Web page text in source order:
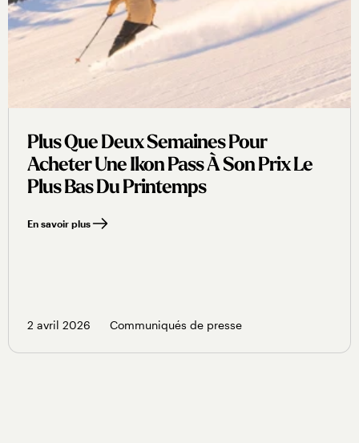
Plus Que Deux Semaines Pour
Acheter Une Ikon Pass À Son Prix Le
Plus Bas Du Printemps
En savoir plus
2 avril 2026 Communiqués de presse